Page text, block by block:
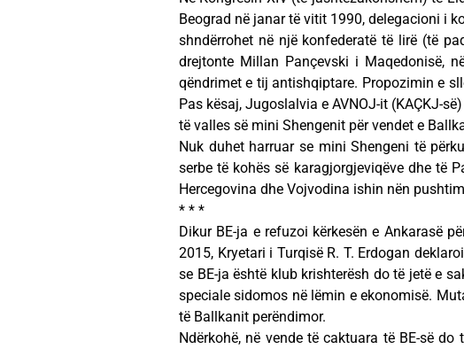
Beograd në janar të vitit 1990, delegacioni i
shndërrohet në një konfederatë të lirë (të
drejtonte Millan Pançevski i Maqedonisë,
qëndrimet e tij antishqiptare. Propozimin e
Pas kësaj, Jugoslalvia e AVNOJ-it (KAÇKJ-
të valles së mini Shengenit për vendet e
Nuk duhet harruar se mini Shengeni të
serbe të kohës së karagjorgjeviqëve dhe të
Hercegovina dhe Vojvodina ishin nën
* * *
Dikur BE-ja e refuzoi kërkesën e Ankarasë
2015, Kryetari i Turqisë R. T. Erdogan
se BE-ja është klub krishterësh do të jetë e
speciale sidomos në lëmin e ekonomisë.
të Ballkanit perëndimor.
Ndërkohë, në vende të caktuara të BE-së